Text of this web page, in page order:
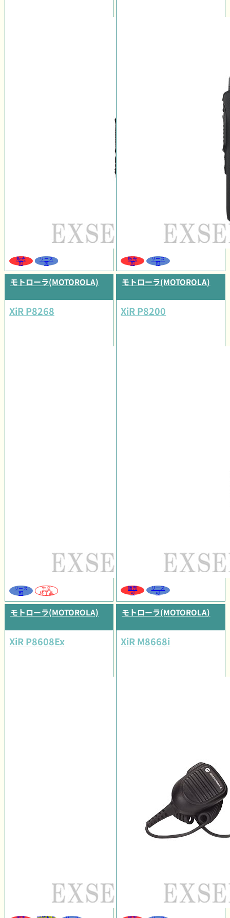
販売
可
リース
可
販売
可
リース
可
モトローラ(MOTOROLA)
XiR P8268
リース
可
生産
終了品
モトローラ(MOTOROLA)
XiR P8200
販売
可
リース
可
モトローラ(MOTOROLA)
XiR P8608Ex
モトローラ(MOTOROLA)
XiR M8668i